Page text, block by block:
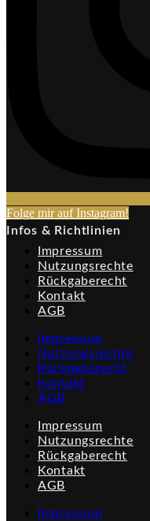
Folge mir auf Instagram!​
Infos & Richtlinien
Impressum
Nutzungsrechte
Rückgaberecht
Kontakt
AGB
Impressum
Nutzungsrechte
Rückgaberecht
Kontakt
AGB
Impressum
Nutzungsrechte
Rückgaberecht
Kontakt
AGB
Impressum